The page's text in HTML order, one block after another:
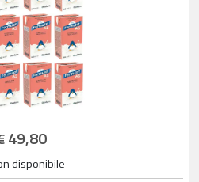
49,80
disponibile